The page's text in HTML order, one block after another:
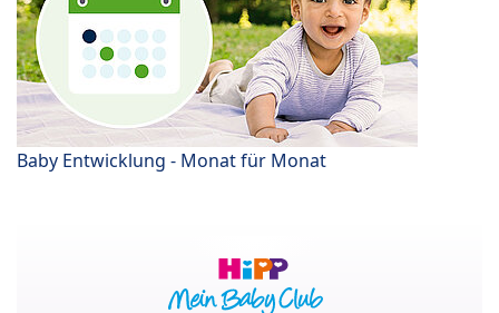
Baby Entwicklung - Monat für Monat